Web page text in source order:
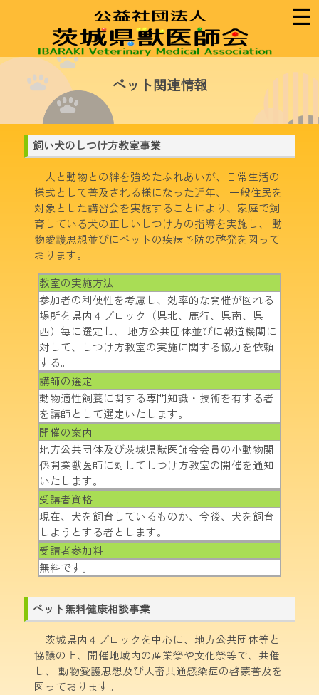
☰
ペット関連情報
飼い犬のしつけ方教室事業
人と動物との絆を強めたふれあいが、日常生活の
様式として普及される様になった近年、 一般住民を
対象とした講習会を実施することにより、家庭で飼
育している犬の正しいしつけ方の指導を実施し、 動
物愛護思想並びにペットの疾病予防の啓発を図って
おります。
教室の実施方法
参加者の利便性を考慮し、効率的な開催が図れる
場所を県内４ブロック（県北、鹿行、県南、県
西）毎に選定し、 地方公共団体並びに報道機関に
対して、しつけ方教室の実施に関する協力を依頼
する。
講師の選定
動物適性飼養に関する専門知識・技術を有する者
を講師として選定いたします。
開催の案内
地方公共団体及び茨城県獣医師会会員の小動物関
係開業獣医師に対してしつけ方教室の開催を通知
いたします。
受講者資格
現在、犬を飼育しているものか、今後、犬を飼育
しようとする者とします。
受講者参加料
無料です。
ペット無料健康相談事業
茨城県内４ブロックを中心に、地方公共団体等と
協議の上、開催地域内の産業祭や文化祭等で、共催
し、 動物愛護思想及び人畜共通感染症の啓蒙普及を
図っております。